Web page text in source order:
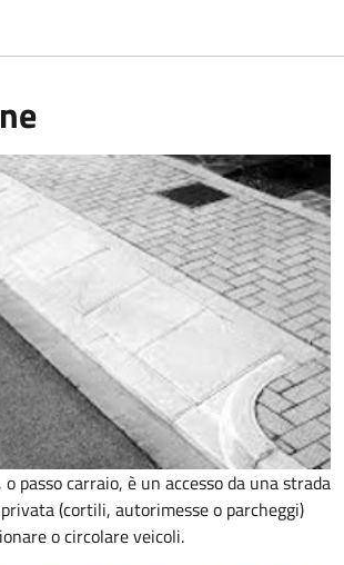
passo carraio, è un accesso da una strada
(cortili, autorimesse o parcheggi)
o circolare veicoli.